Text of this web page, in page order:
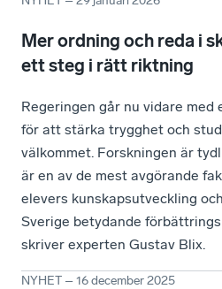
Mer ordning och reda i
ett steg i rätt riktning
Regeringen går nu vidare med
för att stärka trygghet och
välkommet. Forskningen är
är en av de mest avgörande
elevers kunskapsutveckling
Sverige betydande
skriver experten Gustav Blix.
NYHET –16 december 2025